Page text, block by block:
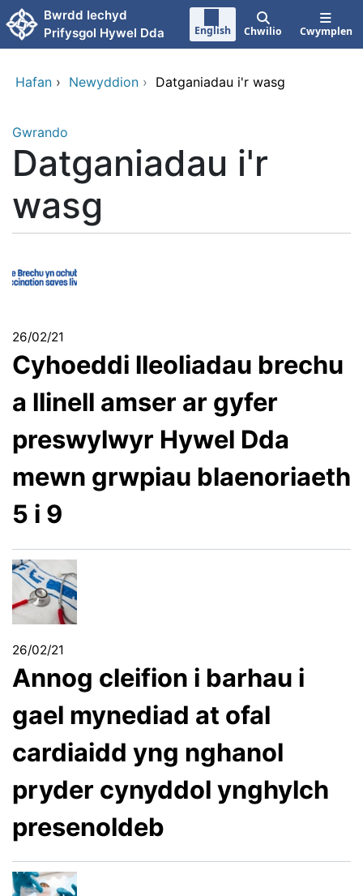
Neidio i'r prif gynnwy
Bwrdd Iechyd
Prifysgol Hywel Dda
English Chwilio Cwymplen
Hafan › Newyddion › Datganiadau i'r wasg
Gwrando
Datganiadau i'r
wasg
26/02/21
Cyhoeddi lleoliadau brechu
a llinell amser ar gyfer
preswylwyr Hywel Dda
mewn grwpiau blaenoriaeth
5 i 9
26/02/21
Annog cleifion i barhau i
gael mynediad at ofal
cardiaidd yng nghanol
pryder cynyddol ynghylch
presenoldeb